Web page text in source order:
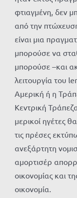
φτιαγμένη, δεν
από την
είναι μια
μπορούσε να
μπορούσε –και
λειτουργία του
Αμερική ή η
Κεντρική
μερικοί ηγέτες
τις πρέσες
ανεξάρτητη
αμορτισέρ
οικονομίας και
οικονομία.